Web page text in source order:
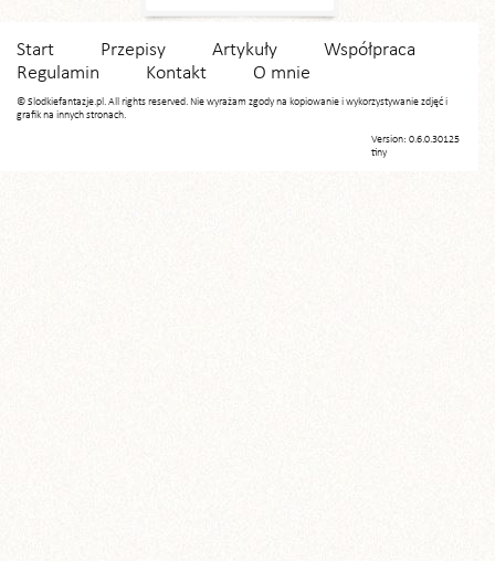
Start Przepisy Artykuły
Współpraca
Regulamin
Kontakt O mnie
© Slodkiefantazje.pl. All rights reserved. Nie wyrażam zgody na kopiowanie i wykorzystywanie zdjęć i
grafik na innych stronach.
Version: 0.6.0.30125
tiny